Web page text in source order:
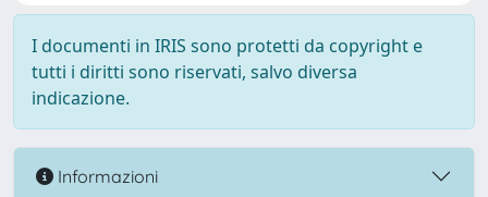
I documenti in IRIS sono protetti da copyright e
tutti i diritti sono riservati, salvo diversa
indicazione.
Informazioni